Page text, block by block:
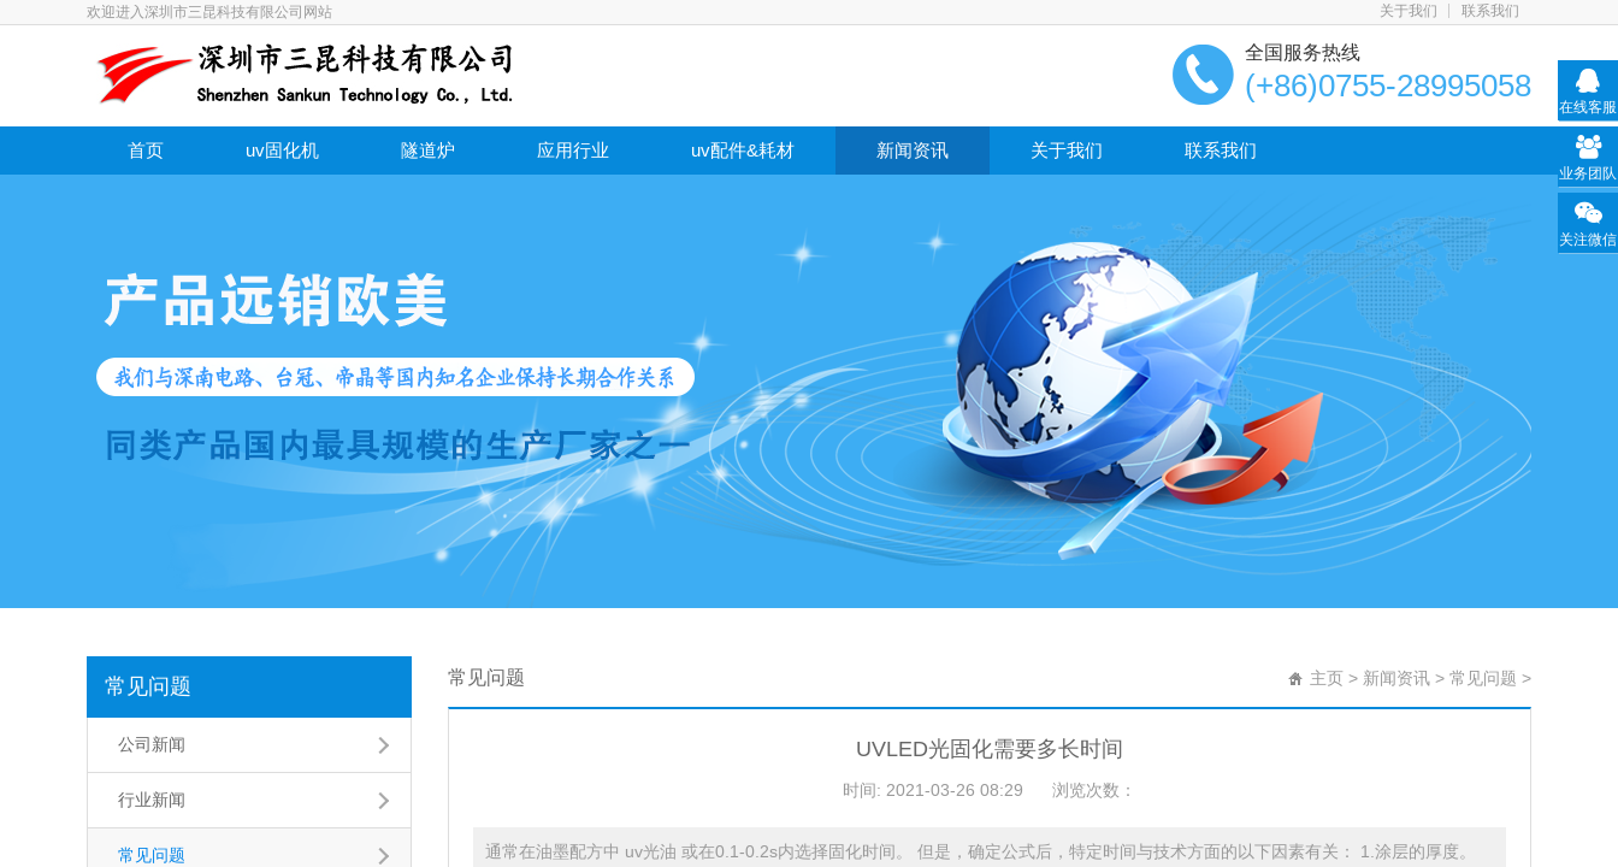
欢迎进入深圳市三昆科技有限公司网站 关于我们 联系我们
全国服务热线
(+86)0755-28995058
首页 uv固化机 隧道炉 应用行业 uv配件&耗材 新闻资讯 关于我们 联系我们
常见问题
公司新闻
行业新闻
常见问题
常见问题 主页 > 新闻资讯 > 常见问题 >
UVLED光固化需要多长时间
时间: 2021-03-26 08:29 浏览次数：
通常在油墨配方中 uv光油 或在0.1-0.2s内选择固化时间。 但是，确定公式后，特定时间与技术方面的以下因素有关： 1.涂层的厚度。
在线客服
业务团队
关注微信